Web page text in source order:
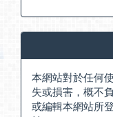
本網站對於任何
失或損害，概不
或編輯本網站所